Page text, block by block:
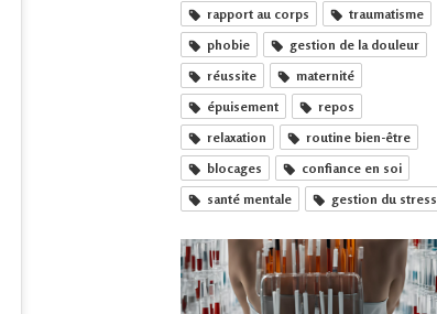
rapport au corps
traumatisme
phobie
gestion de la douleur
réussite
maternité
épuisement
repos
relaxation
routine bien-être
blocages
confiance en soi
santé mentale
gestion du stress